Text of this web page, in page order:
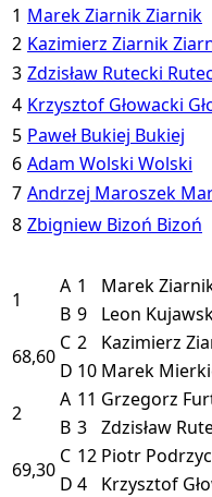
1 Marek ZiarnikZiarnik
2 Kazimierz Ziarnik
3 Zdzisław Rutecki
4 Krzysztof Głowacki
5 Paweł Bukiej Bukiej
6 Adam Wolski Wolski
7 Andrzej Maroszek
8 Zbigniew Bizoń Bizoń
1
A 1 Marek
B 9 Leon
68,60
C 2 Kazimierz
D 10 Marek
2
A 11 Grzegorz
B 3 Zdzisław
69,30
C 12 Piotr
D 4 Krzysztof